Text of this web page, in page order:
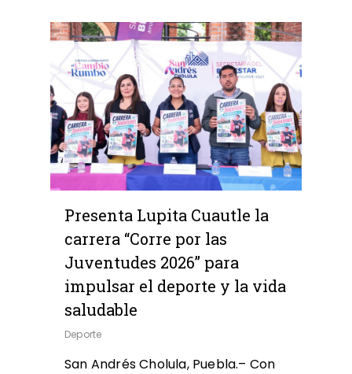
Presenta Lupita Cuautle la
carrera “Corre por las
Juventudes 2026” para
impulsar el deporte y la vida
saludable
Deporte
San Andrés Cholula, Puebla.– Con
0